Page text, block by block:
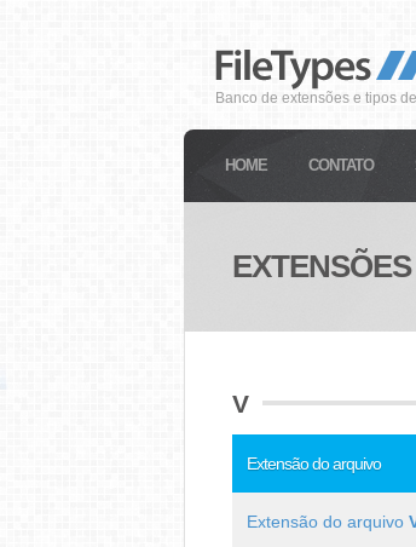
Banco de extensões e tipos
HOME CONTATO
V
Extensão do arquivo
Extensão do arquivo